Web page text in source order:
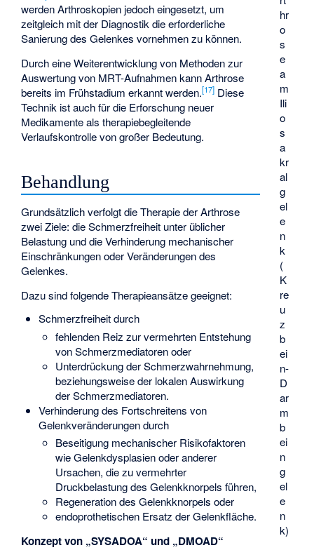
hr
o
s
e
a
m
Ili
o
s
a
kr
al
g
el
e
n
k
(
K
re
u
z
b
ei
n-
D
ar
m
b
ei
n
g
el
e
n
k)
werden Arthroskopien jedoch eingesetzt, um
zeitgleich mit der Diagnostik die erforderliche
Sanierung des Gelenkes vornehmen zu können.
Durch eine Weiterentwicklung von Methoden zur
Auswertung von MRT-Aufnahmen kann Arthrose
bereits im Frühstadium erkannt werden.[17] Diese
Technik ist auch für die Erforschung neuer
Medikamente als therapiebegleitende
Verlaufskontrolle von großer Bedeutung.
Behandlung
Grundsätzlich verfolgt die Therapie der Arthrose
zwei Ziele: die Schmerzfreiheit unter üblicher
Belastung und die Verhinderung mechanischer
Einschränkungen oder Veränderungen des
Gelenkes.
Dazu sind folgende Therapieansätze geeignet:
Schmerzfreiheit durch
fehlenden Reiz zur vermehrten Entstehung
von Schmerzmediatoren oder
Unterdrückung der Schmerzwahrnehmung,
beziehungsweise der lokalen Auswirkung
der Schmerzmediatoren.
Verhinderung des Fortschreitens von
Gelenkveränderungen durch
Beseitigung mechanischer Risikofaktoren
wie Gelenkdysplasien oder anderer
Ursachen, die zu vermehrter
Druckbelastung des Gelenkknorpels führen,
Regeneration des Gelenkknorpels oder
endoprothetischen Ersatz der Gelenkfläche.
Konzept von „SYSADOA“ und „DMOAD“